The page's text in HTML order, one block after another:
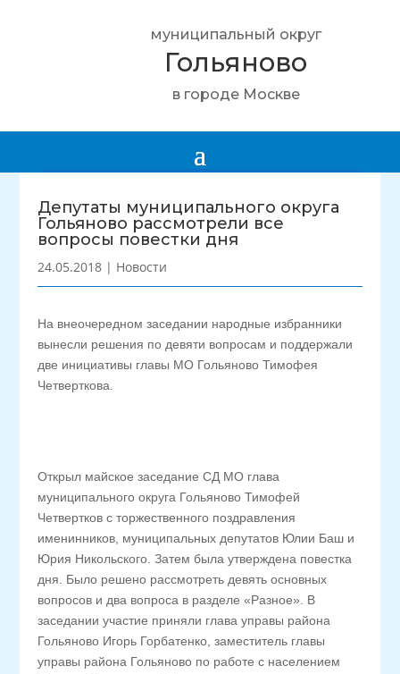
муниципальный округ
Гольяново
в городе Москве
Депутаты муниципального округа
Гольяново рассмотрели все
вопросы повестки дня
24.05.2018 | Новости
На внеочередном заседании народные избранники
вынесли решения по девяти вопросам и поддержали
две инициативы главы МО Гольяново Тимофея
Четверткова.
Открыл майское заседание СД МО глава
муниципального округа Гольяново Тимофей
Четвертков с торжественного поздравления
именинников, муниципальных депутатов Юлии Баш и
Юрия Никольского. Затем была утверждена повестка
дня. Было решено рассмотреть девять основных
вопросов и два вопроса в разделе «Разное». В
заседании участие приняли глава управы района
Гольяново Игорь Горбатенко, заместитель главы
управы района Гольяново по работе с населением